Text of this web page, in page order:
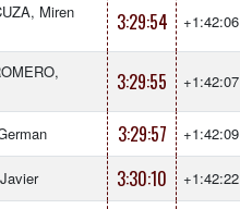
Miren
3:29:54 +1:42:06
3:29:55 +1:42:07
3:29:57 +1:42:09
3:30:10 +1:42:22